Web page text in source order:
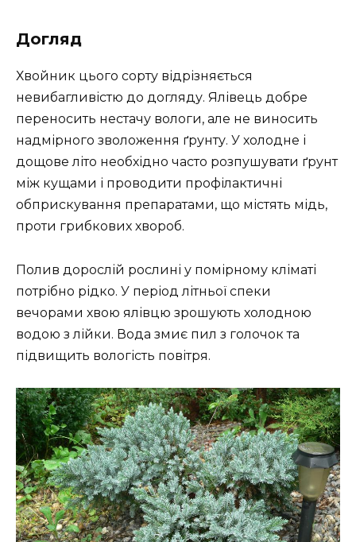
Догляд
Хвойник цього сорту відрізняється
невибагливістю до догляду. Ялівець добре
переносить нестачу вологи, але не виносить
надмірного зволоження ґрунту. У холодне і
дощове літо необхідно часто розпушувати ґрунт
між кущами і проводити профілактичні
обприскування препаратами, що містять мідь,
проти грибкових хвороб.
Полив дорослій рослині у помірному кліматі
потрібно рідко. У період літньої спеки
вечорами хвою ялівцю зрошують холодною
водою з лійки. Вода змиє пил з голочок та
підвищить вологість повітря.